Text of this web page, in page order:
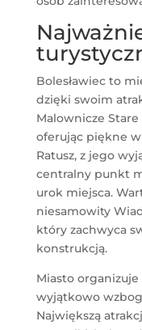
Bolesławiec to
dzięki swoim
Malownicze
oferując piękne
Ratusz, z jego
centralny punkt
urok miejsca.
niesamowity
który zachwyca
konstrukcją.
Miasto
wyjątkowo
Największą